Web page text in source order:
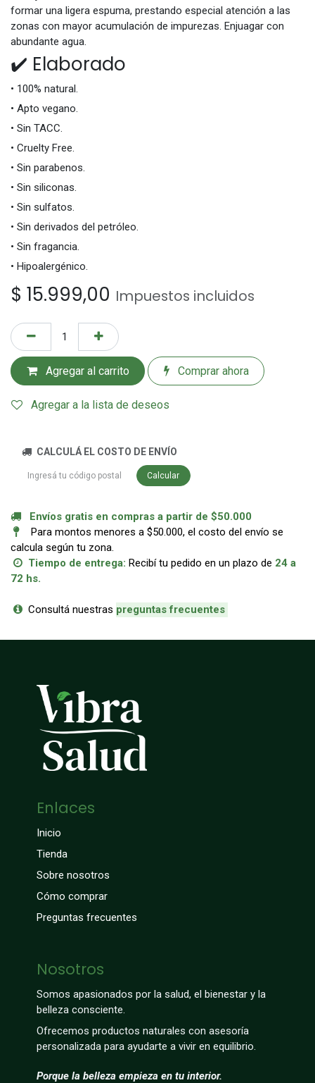
formar una ligera espuma, prestando especial atención a las
zonas con mayor acumulación de impurezas. Enjuagar con
abundante agua.
✔️ Elaborado
• 100% natural.
• Apto vegano.
• Sin TACC.
• Cruelty Free.
• Sin parabenos.
• Sin siliconas.
• Sin sulfatos.
• Sin derivados del petróleo.
• Sin fragancia.
• Hipoalergénico.
$ 15.999,00 Impuestos incluidos
Agregar al carrito Comprar ahora
Agregar a la lista de deseos
CALCULÁ EL COSTO DE ENVÍO
Calcular
Envíos gratis en compras a partir de $50.000
Para montos menores a $50.000, el costo del envío se
calcula según tu zona.
Tiempo de entrega: Recibí tu pedido en un plazo de 24 a
72 hs.
Consultá nuestras preguntas frecuentes
Enlaces
Inicio
Tienda
Sobre nosotros
Cómo comprar
Preguntas frecuentes
Nosotros
Somos apasionados por la salud, el bienestar y la
belleza consciente.
Ofrecemos productos naturales con asesoría
personalizada para ayudarte a vivir en equilibrio.
Porque la belleza empieza en tu interior.